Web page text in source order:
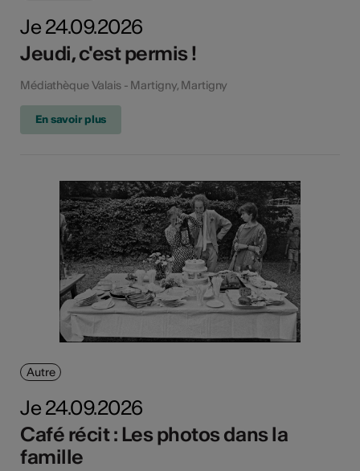
Je 24.09.2026
Jeudi, c'est permis !
Médiathèque Valais - Martigny, Martigny
En savoir plus
Autre
Je 24.09.2026
Café récit : Les photos dans la
famille